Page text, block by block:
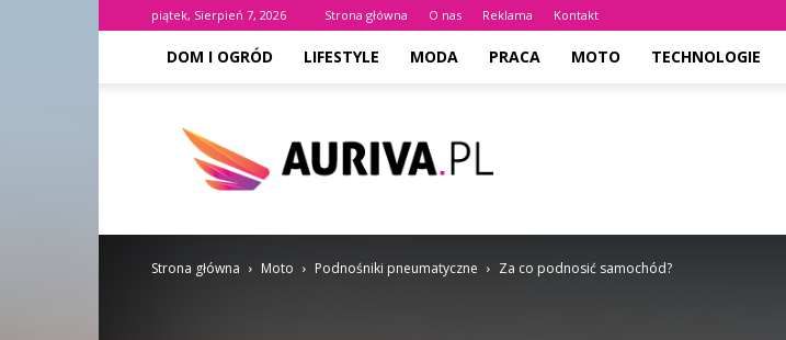
piątek, Sierpień 7, 2026 Strona główna O nas Reklama Kontakt
DOM I OGRÓD LIFESTYLE MODA PRACA MOTO TECHNOLOGIE
Strona główna Moto Podnośniki pneumatyczne Za co podnosić samochód?